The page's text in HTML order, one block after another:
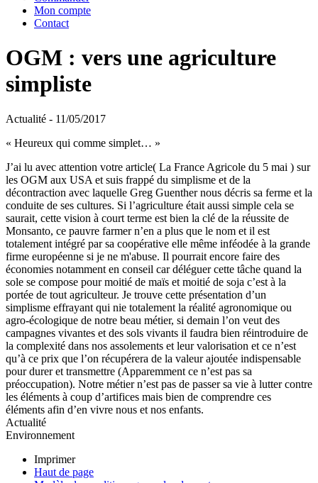
Mon compte
Contact
OGM : vers une agriculture
simpliste
Actualité - 11/05/2017
« Heureux qui comme simplet… »
J’ai lu avec attention votre article( La France Agricole du 5 mai ) sur
les OGM aux USA et suis frappé du simplisme et de la
décontraction avec laquelle Greg Guenther nous décris sa ferme et la
conduite de ses cultures. Si l’agriculture était aussi simple cela se
saurait, cette vision à court terme est bien la clé de la réussite de
Monsanto, ce pauvre farmer n’en a plus que le nom et il est
totalement intégré par sa coopérative elle même inféodée à la grande
firme européenne si je ne m'abuse. Il pourrait encore faire des
économies notamment en conseil car déléguer cette tâche quand la
sole se compose pour moitié de maïs et moitié de soja c’est à la
portée de tout agriculteur. Je trouve cette présentation d’un
simplisme effrayant qui nie totalement la réalité agronomique ou
agro-écologique de notre beau métier, si demain l’on veut des
campagnes vivantes et des sols vivants il faudra bien réintroduire de
la complexité dans nos assolements et leur valorisation et ce n’est
qu’à ce prix que l’on récupérera de la valeur ajoutée indispensable
pour durer et transmettre (Apparemment ce n’est pas sa
préoccupation). Notre métier n’est pas de passer sa vie à lutter contre
les éléments à coup d’artifices mais bien de comprendre ces
éléments afin d’en vivre nous et nos enfants.
Actualité
Environnement
Imprimer
Haut de page